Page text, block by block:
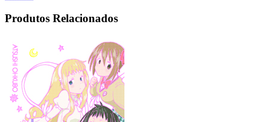
Produtos Relacionados